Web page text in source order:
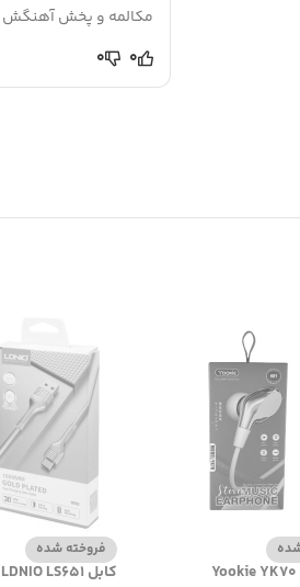
مکالمه و پخش آهنگش
0
0
فروخته شده
کابل LDNIO LS651 میکرو